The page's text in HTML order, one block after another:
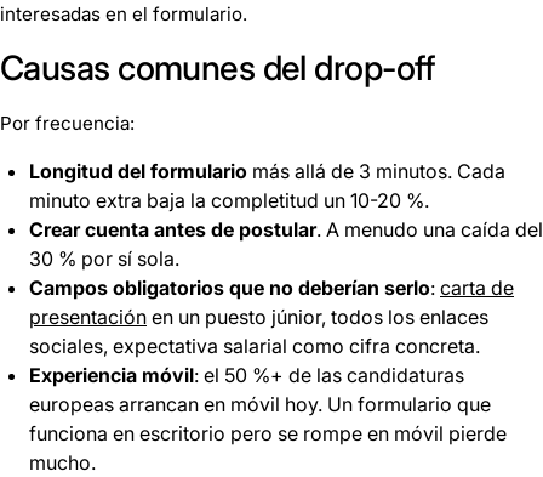
interesadas en el formulario.
Causas comunes del drop-off
Por frecuencia:
Longitud del formulario más allá de 3 minutos. Cada
minuto extra baja la completitud un 10-20 %.
Crear cuenta antes de postular. A menudo una caída del
30 % por sí sola.
Campos obligatorios que no deberían serlo: carta de
presentación en un puesto júnior, todos los enlaces
sociales, expectativa salarial como cifra concreta.
Experiencia móvil: el 50 %+ de las candidaturas
europeas arrancan en móvil hoy. Un formulario que
funciona en escritorio pero se rompe en móvil pierde
mucho.